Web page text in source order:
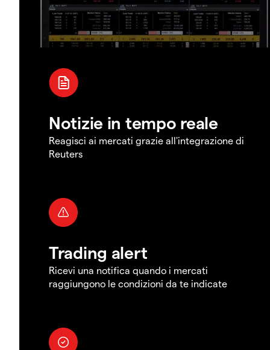
Notizie in tempo reale
Reagisci ai mercati grazie all'integrazione di
Reuters
Trading alert
Ricevi una notifica quando i mercati
raggiungono le condizioni da te indicate